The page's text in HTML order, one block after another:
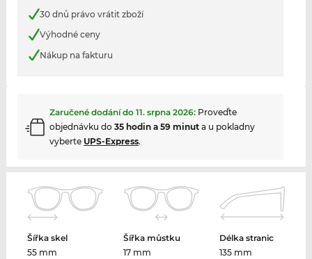
30 dnů právo vrátit zboží
Výhodné ceny
Nákup na fakturu
Zaručené dodání do 11. srpna 2026: Proveďte
objednávku do 35 hodin a 59 minuta u pokladny
vyberte UPS-Express.
Šířka skel
55 mm
Šířka můstku
17 mm
Délka stranic
135 mm